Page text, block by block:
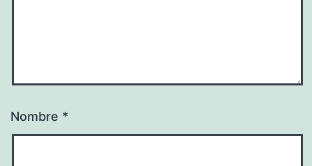
Nombre *